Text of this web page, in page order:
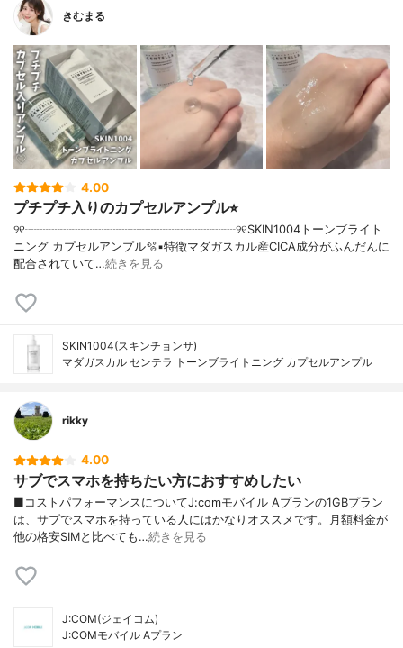
きむまる
4.00
プチプチ入りのカプセルアンプル⭐︎
୨୧┈┈┈┈┈┈┈┈┈┈┈┈┈┈┈┈┈┈୨୧SKIN1004トーンブライト
ニング カプセルアンプル🫧▪︎特徴マダガスカル産CICA成分がふんだんに
配合されていて…続きを見る
SKIN1004(スキンチョンサ)
マダガスカル センテラ トーンブライトニング カプセルアンプル
rikky
4.00
サブでスマホを持ちたい方におすすめしたい
■コストパフォーマンスについてJ:comモバイル Aプランの1GBプラン
は、サブでスマホを持っている人にはかなりオススメです。月額料金が
他の格安SIMと比べても…続きを見る
J:COM(ジェイコム)
J:COMモバイル Aプラン